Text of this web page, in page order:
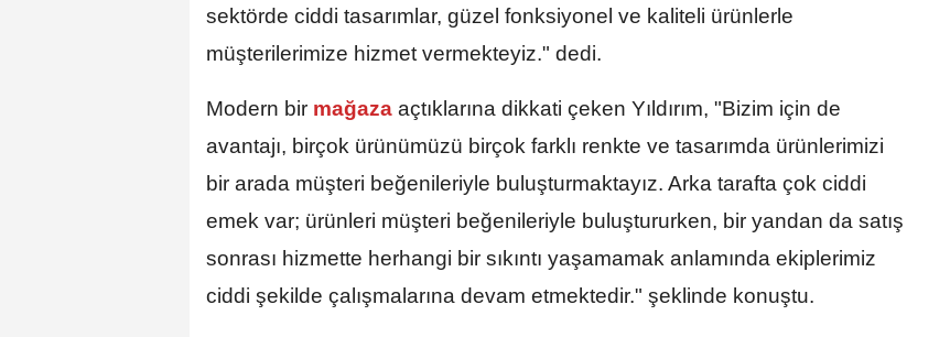
sektörde ciddi tasarımlar, güzel fonksiyonel ve kaliteli ürünlerle
müşterilerimize hizmet vermekteyiz." dedi.
Modern bir mağaza açtıklarına dikkati çeken Yıldırım, "Bizim için de
avantajı, birçok ürünümüzü birçok farklı renkte ve tasarımda ürünlerimizi
bir arada müşteri beğenileriyle buluşturmaktayız. Arka tarafta çok ciddi
emek var; ürünleri müşteri beğenileriyle buluştururken, bir yandan da satış
sonrası hizmette herhangi bir sıkıntı yaşamamak anlamında ekiplerimiz
ciddi şekilde çalışmalarına devam etmektedir." şeklinde konuştu.